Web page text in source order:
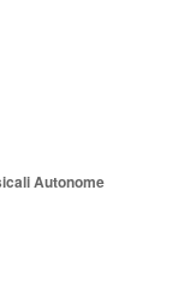
Autonome